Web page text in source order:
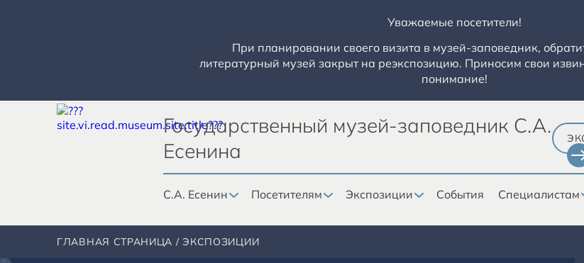
Уважаемые посетители!
При планировании своего визита в музей-заповедник,
литературный музей закрыт на реэкспозицию. Приносим свои
понимание!
Государственный музей-заповедник С.А.
Есенина
С.А. Есенин Посетителям Экспозиции События Специалистам
ГЛАВНАЯ СТРАНИЦА ЭКСПОЗИЦИИ